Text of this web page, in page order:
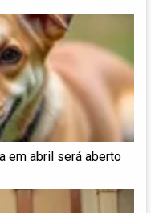
em abril será aberto